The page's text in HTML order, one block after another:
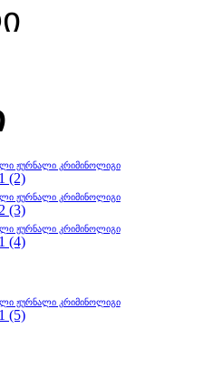
ჟურნალი კრიმინოლიგი
1 (2)
ჟურნალი კრიმინოლიგი
2 (3)
ჟურნალი კრიმინოლიგი
1 (4)
ჟურნალი კრიმინოლიგი
1 (5)